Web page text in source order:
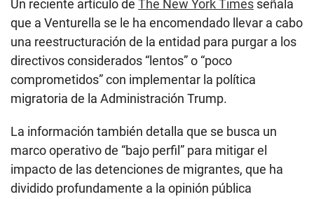
Un reciente artículo de The New York Times señala
que a Venturella se le ha encomendado llevar a cabo
una reestructuración de la entidad para purgar a los
directivos considerados “lentos” o “poco
comprometidos” con implementar la política
migratoria de la Administración Trump.
La información también detalla que se busca un
marco operativo de “bajo perfil” para mitigar el
impacto de las detenciones de migrantes, que ha
dividido profundamente a la opinión pública